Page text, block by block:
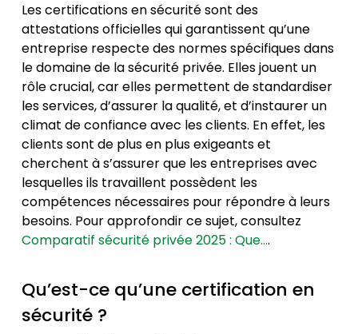
Les certifications en sécurité sont des
attestations officielles qui garantissent qu’une
entreprise respecte des normes spécifiques dans
le domaine de la sécurité privée. Elles jouent un
rôle crucial, car elles permettent de standardiser
les services, d’assurer la qualité, et d’instaurer un
climat de confiance avec les clients. En effet, les
clients sont de plus en plus exigeants et
cherchent à s’assurer que les entreprises avec
lesquelles ils travaillent possèdent les
compétences nécessaires pour répondre à leurs
besoins. Pour approfondir ce sujet, consultez
Comparatif sécurité privée 2025 : Que….
Qu’est-ce qu’une certification en
sécurité ?